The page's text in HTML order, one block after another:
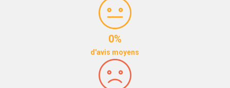
0%
d'avis moyens